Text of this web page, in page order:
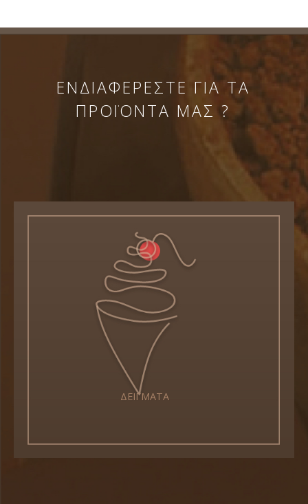
ΕΝΔΙΑΦΕΡΕΣΤΕ ΓΙΑ ΤΑ
ΠΡΟΪΟΝΤΑ ΜΑΣ ?
ΔΕΙΓΜΑΤΑ